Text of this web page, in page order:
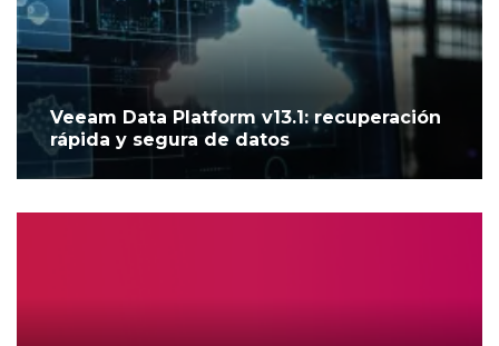
Veeam Data Platform v13.1: recuperación
rápida y segura de datos